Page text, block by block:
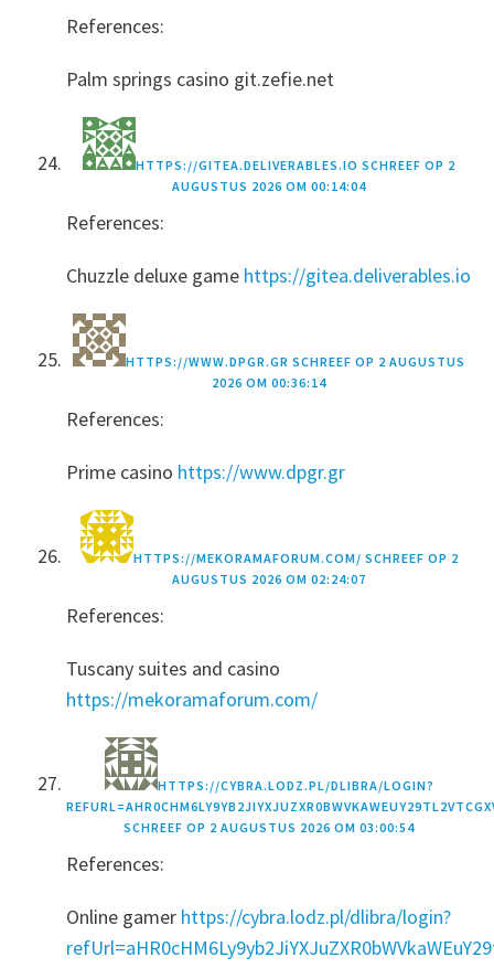
References:
Palm springs casino git.zefie.net
HTTPS://GITEA.DELIVERABLES.IO SCHREEF OP 2
AUGUSTUS 2026 OM 00:14:04
References:
Chuzzle deluxe game https://gitea.deliverables.io
HTTPS://WWW.DPGR.GR SCHREEF OP 2 AUGUSTUS
2026 OM 00:36:14
References:
Prime casino https://www.dpgr.gr
HTTPS://MEKORAMAFORUM.COM/ SCHREEF OP 2
AUGUSTUS 2026 OM 02:24:07
References:
Tuscany suites and casino
https://mekoramaforum.com/
HTTPS://CYBRA.LODZ.PL/DLIBRA/LOGIN?
SCHREEF OP 2 AUGUSTUS 2026 OM 03:00:54
References:
Online gamer https://cybra.lodz.pl/dlibra/login?